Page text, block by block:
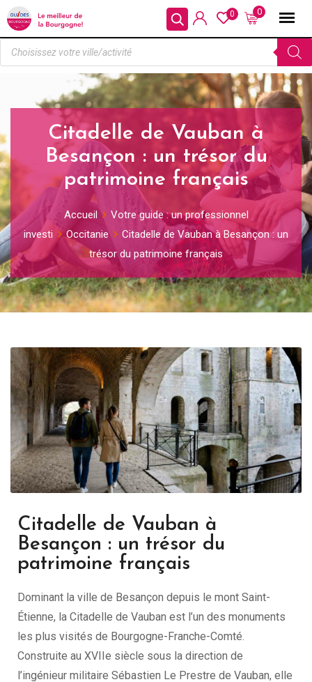
0
0
Citadelle de Vauban à
Besançon : un trésor du
patrimoine français
Accueil
Votre guide : un professionnel
investi
Occitanie
Citadelle de Vauban à Besançon : un
trésor du patrimoine français
Citadelle de Vauban à
Besançon : un trésor du
patrimoine français
Dominant la ville de Besançon depuis le mont Saint-
Étienne, la Citadelle de Vauban est l’un des monuments
les plus visités de Bourgogne-Franche-Comté.
Construite au XVIIe siècle sous la direction de
l’ingénieur militaire Sébastien Le Prestre de Vauban, elle